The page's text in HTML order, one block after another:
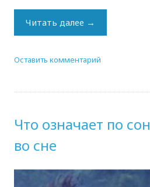
Читать далее →
Оставить комментарий
Что означает по
во сне